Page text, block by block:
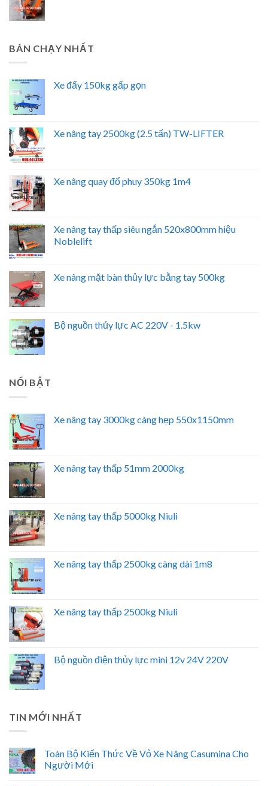
BÁN CHẠY NHẤT
Xe đẩy 150kg gấp gọn
Xe nâng tay 2500kg (2.5 tấn) TW-LIFTER
Xe nâng quay đổ phuy 350kg 1m4
Xe nâng tay thấp siêu ngắn 520x800mm hiệu
Noblelift
Xe nâng mặt bàn thủy lực bằng tay 500kg
Bộ nguồn thủy lực AC 220V - 1.5kw
NỔI BẬT
Xe nâng tay 3000kg càng hẹp 550x1150mm
Xe nâng tay thấp 51mm 2000kg
Xe nâng tay thấp 5000kg Niuli
Xe nâng tay thấp 2500kg càng dài 1m8
Xe nâng tay thấp 2500kg Niuli
Bộ nguồn điện thủy lực mini 12v 24V 220V
TIN MỚI NHẤT
Toàn Bộ Kiến Thức Về Vỏ Xe Nâng Casumina Cho
Người Mới